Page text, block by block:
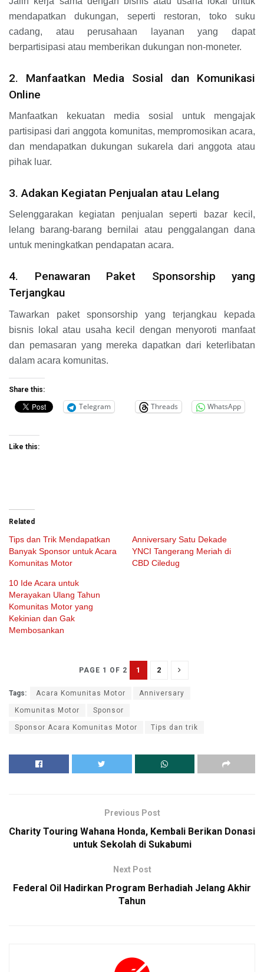
mendapatkan dukungan, seperti restoran, toko suku
cadang, atau perusahaan layanan yang dapat
berpartisipasi atau memberikan dukungan non-moneter.
2. Manfaatkan Media Sosial dan Komunikasi
Online
Manfaatkan kekuatan media sosial untuk mengajak
partisipasi dari anggota komunitas, mempromosikan acara,
dan mendapatkan dukungan sukarela dari anggota atau
pihak luar.
3. Adakan Kegiatan Penjualan atau Lelang
Selenggarakan kegiatan penjualan seperti bazar kecil,
lelang barang-barang bernilai atau penggalangan dana
untuk meningkatkan pendapatan acara.
4. Penawaran Paket Sponsorship yang
Terjangkau
Tawarkan paket sponsorship yang terjangkau kepada
bisnis lokal atau usaha kecil dengan menyoroti manfaat
dan pemasaran yang mereka dapatkan dari keterlibatan
dalam acara komunitas.
Share this:
Telegram Threads WhatsApp
Like this:
Related
Tips dan Trik Mendapatkan
Banyak Sponsor untuk Acara
Komunitas Motor
Anniversary Satu Dekade
YNCI Tangerang Meriah di
CBD Ciledug
10 Ide Acara untuk
Merayakan Ulang Tahun
Komunitas Motor yang
Kekinian dan Gak
Membosankan
PAGE 1 OF 2 1 2
Tags: Acara Komunitas Motor Anniversary
Komunitas Motor Sponsor
Sponsor Acara Komunitas Motor Tips dan trik
Previous Post
Charity Touring Wahana Honda, Kembali Berikan Donasi
untuk Sekolah di Sukabumi
Next Post
Federal Oil Hadirkan Program Berhadiah Jelang Akhir
Tahun